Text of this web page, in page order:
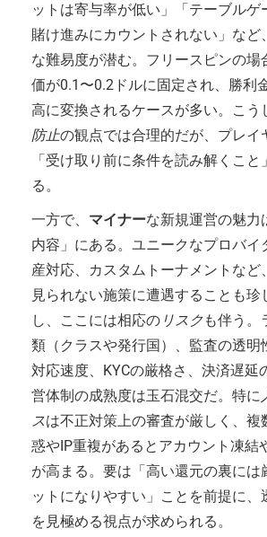
ットは寄与率が低い」「テーブルゲ
賭け進みにカウントされない」など
な難易度が潜む。フリースピンの場
価が0.1〜0.2ドルに固定され、勝利
高に変換されるケースが多い。こう
防止の観点では合理的だが、プレイ
「受け取り前に条件を読み解くこ
る。
一方で、 マイナーな新規運営の魅力
内容」にある。ユニークなプロバイ
産対応、カスタムトーナメントなど
見られない施策に遭遇することも珍
し、ここには相応の リスクも伴う。
類（クラスや発行国）、監査の透明
対応速度、KYCの厳格さ、決済遅延
営体制の成熟度は玉石混交だ。特に
スは不正対策上の審査が厳しく、複
惑やIP重複があるとアカウント凍結
が高まる。要は「高い還元の裏には
ットになりやすい」ことを前提に、
を見極める視点が求められる。